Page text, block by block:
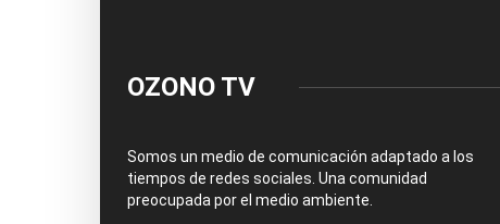
OZONO TV
Somos un medio de comunicación adaptado a los
tiempos de redes sociales. Una comunidad
preocupada por el medio ambiente.